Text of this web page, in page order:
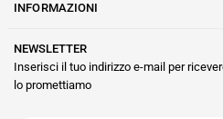
INFORMAZIONI
NEWSLETTER
Inserisci il tuo indirizzo e-mail per
lo promettiamo